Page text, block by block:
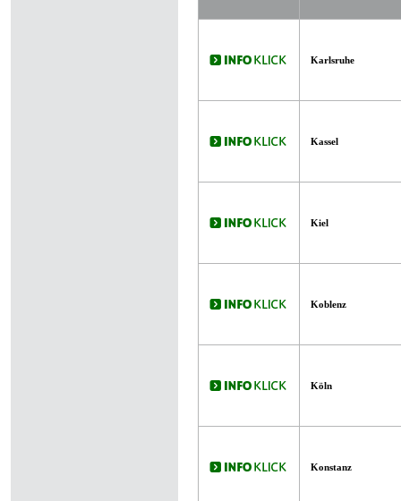
Karlsruhe
Kassel
Kiel
Koblenz
Köln
Konstanz